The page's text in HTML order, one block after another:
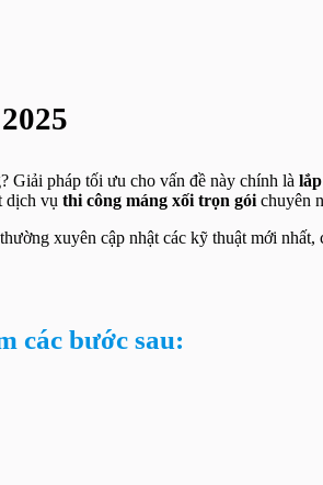
Giải pháp tối ưu cho vấn đề này chính là
dịch vụ thi công máng xối trọn gói chuyên
xuyên cập nhật các kỹ thuật mới
các bước sau: